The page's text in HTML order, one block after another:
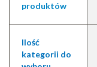
produktów
Ilość
kategorii do